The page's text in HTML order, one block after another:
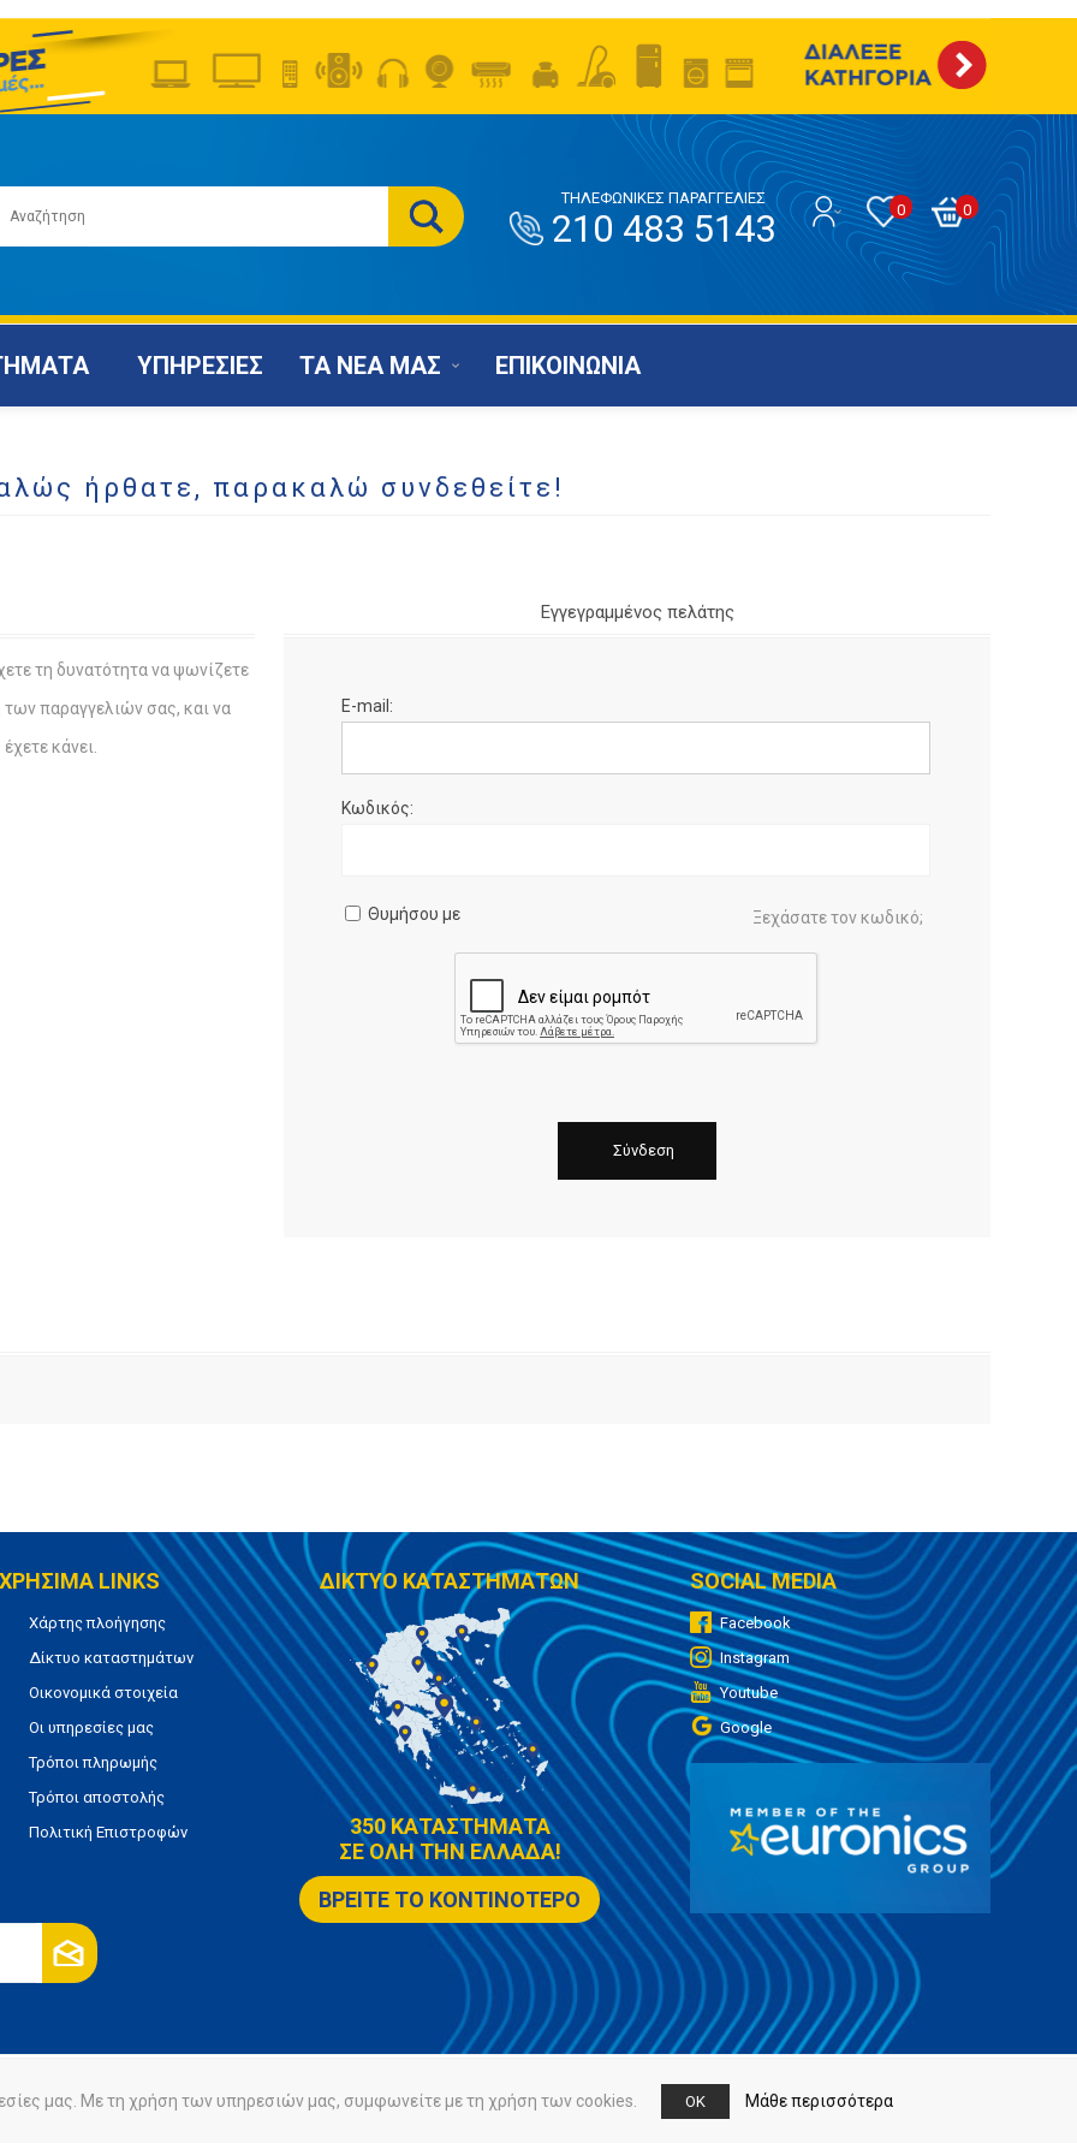
0
0
ΤΗΛΕΦΩΝΙΚΕΣ ΠΑΡΑΓΓΕΛΙΕΣ
210 483 5143
ΥΠΗΡΕΣΙΕΣ ΤΑ ΝΕΑ ΜΑΣ ΕΠΙΚΟΙΝΩΝΙΑ
ήρθατε, παρακαλώ συνδεθείτε!
τη δυνατότητα να ψωνίζετε
των παραγγελιών σας, και να
κάνει.
Εγγεγραμμένος πελάτης
E-mail:
Κωδικός:
Θυμήσου με Ξεχάσατε τον κωδικό;
ΧΡΗΣΙΜΑ LINKS
Χάρτης πλοήγησης
Δίκτυο καταστημάτων
Οικονομικά στοιχεία
Οι υπηρεσίες μας
Τρόποι πληρωμής
Τρόποι αποστολής
Πολιτική Επιστροφών
ΔΙΚΤΥΟ ΚΑΤΑΣΤΗΜΑΤΩΝ
350 ΚΑΤΑΣΤΗΜΑΤΑ
ΣΕ ΟΛΗ ΤΗΝ ΕΛΛΑΔΑ!
ΒΡΕΙΤΕ ΤΟ ΚΟΝΤΙΝΟΤΕΡΟ
SOCIAL MEDIA
Facebook
Instagram
Youtube
Google
Πολιτική Cookies
μας. Με τη χρήση των υπηρεσιών μας, συμφωνείτε με τη χρήση των cookies. OK Μάθε περισσότερα